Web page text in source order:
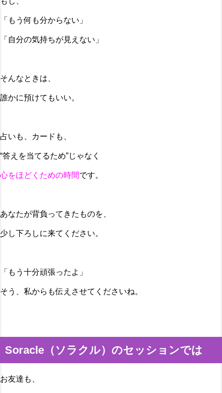
「もう何も分からない」
「自分の気持ちが見えない」
そんなときは、
誰かに預けてもいい。
占いも、カードも、
“答えを当てるため”じゃなく
心をほどくための時間です。
あなたが背負ってきたものを、
少し下ろしに来てください。
「もう十分頑張ったよ」
そう、私からも伝えさせてくださいね。
Soracle（ソラクル）のセッションでは
お友達も、